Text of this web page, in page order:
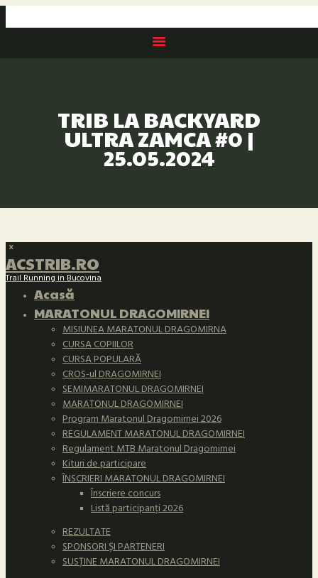
TRIB LA BACKYARD
ULTRA ZAMCA #0 |
25.05.2024
ACSTRIB.RO
Trail Running in Bucovina
Acasă
MARATONUL DRAGOMIRNEI
MISIUNEA MARATONUL DRAGOMIRNA
CURSA COPIILOR
CURSA POPULARĂ
CROS-ul DRAGOMIRNEI
SEMIMARATONUL DRAGOMIRNEI
MARATONUL DRAGOMIRNEI
Program Maratonul Dragomirnei 2026
REGULAMENT MARATONUL DRAGOMIRNEI
Regulament MTB Maratonul Dragomirnei
Kituri de participare
ÎNSCRIERI MARATONUL DRAGOMIRNEI
Înscriere concurs
Listă participanți 2026
REZULTATE
SPONSORI ȘI PARTENERI
SUSȚINE MARATONUL DRAGOMIRNEI